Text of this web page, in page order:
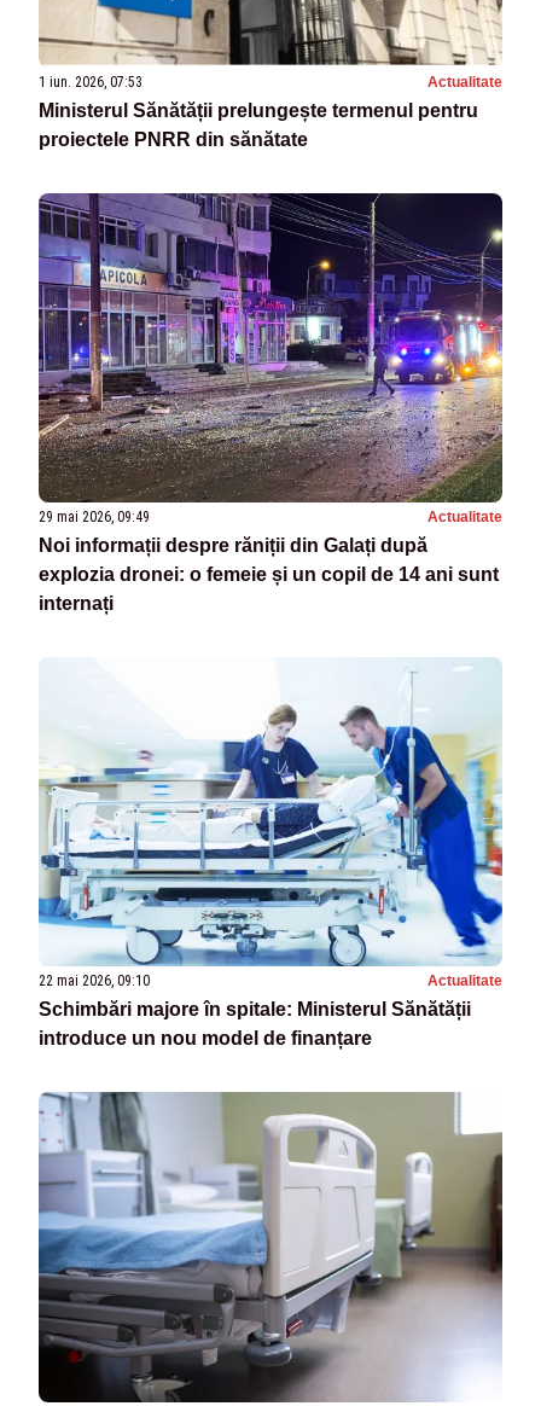
1 iun. 2026, 07:53 Actualitate
Ministerul Sănătății prelungește termenul pentru
proiectele PNRR din sănătate
29 mai 2026, 09:49 Actualitate
Noi informații despre răniții din Galați după
explozia dronei: o femeie și un copil de 14 ani sunt
internați
22 mai 2026, 09:10 Actualitate
Schimbări majore în spitale: Ministerul Sănătății
introduce un nou model de finanțare